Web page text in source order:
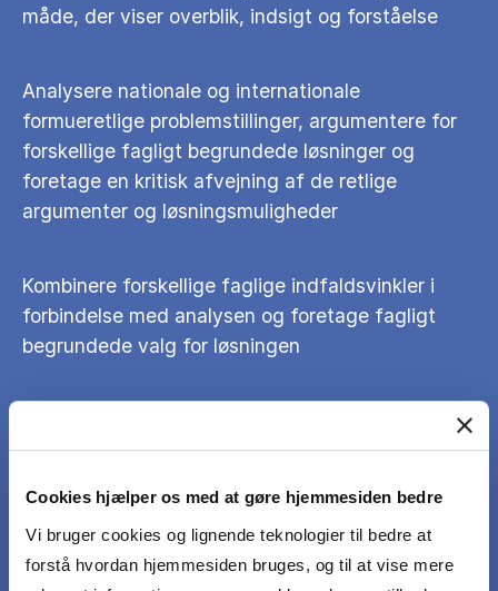
Cookies hjælper os med at gøre hjemmesiden bedre
Vi bruger cookies og lignende teknologier til bedre at
forstå hvordan hjemmesiden bruges, og til at vise mere
måde, der viser overblik, indsigt og forståelse
Analysere nationale og internationale
formueretlige problemstillinger, argumentere for
forskellige fagligt begrundede løsninger og
foretage en kritisk afvejning af de retlige
argumenter og løsningsmuligheder
Kombinere forskellige faglige indfaldsvinkler i
forbindelse med analysen og foretage fagligt
begrundede valg for løsningen
systematisk og sammenhængende måde, der
problemstillinger